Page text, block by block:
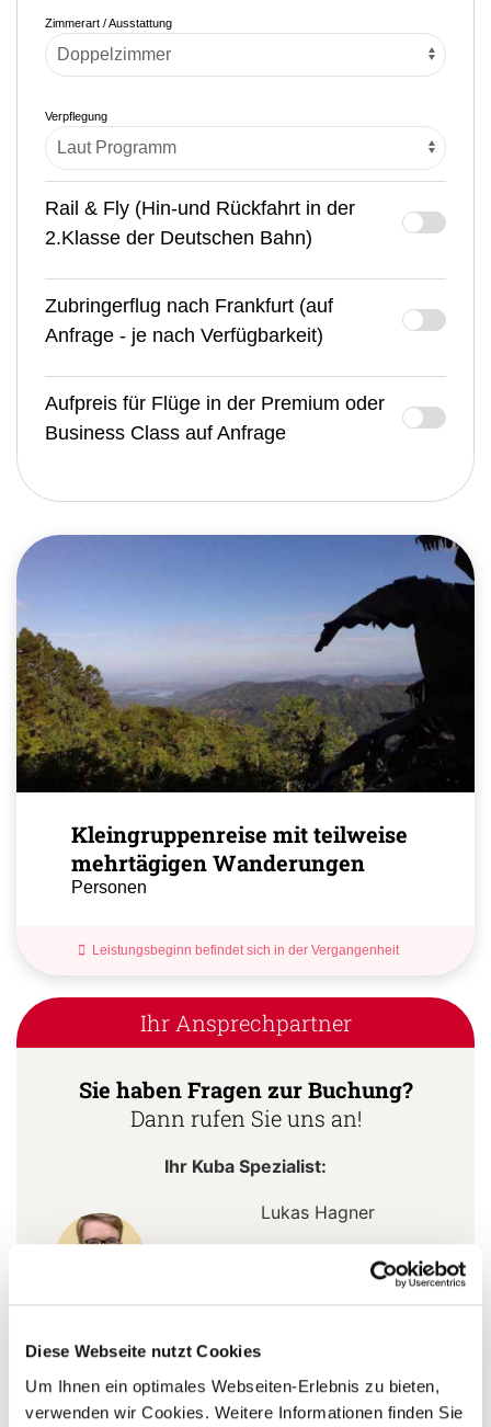
Diese Webseite nutzt Cookies
Um Ihnen ein optimales Webseiten-Erlebnis zu bieten,
verwenden wir Cookies. Weitere Informationen finden Sie
Zimmerart / Ausstattung
Verpflegung
Rail & Fly (Hin-und Rückfahrt in der
2.Klasse der Deutschen Bahn)
Zubringerflug nach Frankfurt (auf
Anfrage - je nach Verfügbarkeit)
Aufpreis für Flüge in der Premium oder
Business Class auf Anfrage
Kleingruppenreise mit teilweise
mehrtägigen Wanderungen
Personen
Leistungsbeginn befindet sich in der Vergangenheit
Ihr Ansprechpartner
Sie haben Fragen zur Buchung?
Dann rufen Sie uns an!
Ihr Kuba Spezialist:
Lukas Hagner
+49 (0) 761 - 21 16 99-18
l.hagner@aventoura.de
5 Gründe warum Sie mit Ihrer Buchung bei uns